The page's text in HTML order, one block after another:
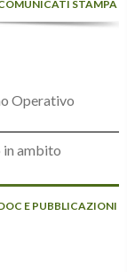
STAMPA
Operativo
in ambito
E PUBBLICAZIONI